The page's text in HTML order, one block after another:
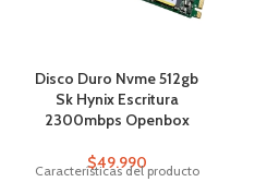
Disco Duro Nvme 512gb
Sk Hynix Escritura
2300mbps Openbox
$49.990
Características del producto